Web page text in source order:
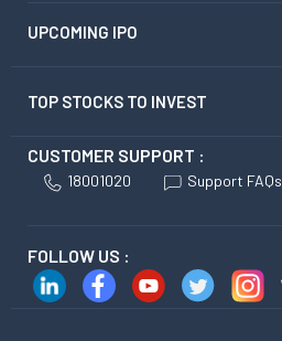
UPCOMING IPO
TOP STOCKS TO INVEST
CUSTOMER SUPPORT :
18001020 Support FAQs
FOLLOW US :